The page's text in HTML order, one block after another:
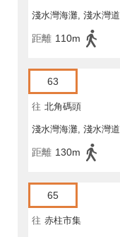
淺水灣海灘, 淺水灣道
距離 110m
63
往 北角碼頭
淺水灣海灘, 淺水灣道
距離 130m
65
往 赤柱市集